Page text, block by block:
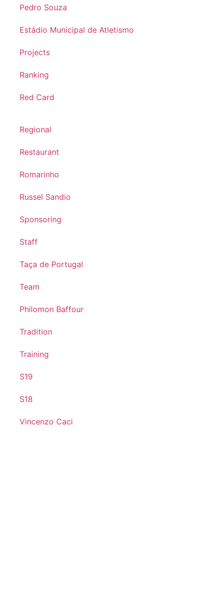
Pedro Souza
Estádio Municipal de Atletismo
Projects
Ranking
Red Card
Regional
Restaurant
Romarinho
Russel Sandio
Sponsoring
Staff
Taça de Portugal
Team
Philomon Baffour
Tradition
Training
S19
S18
Vincenzo Caci